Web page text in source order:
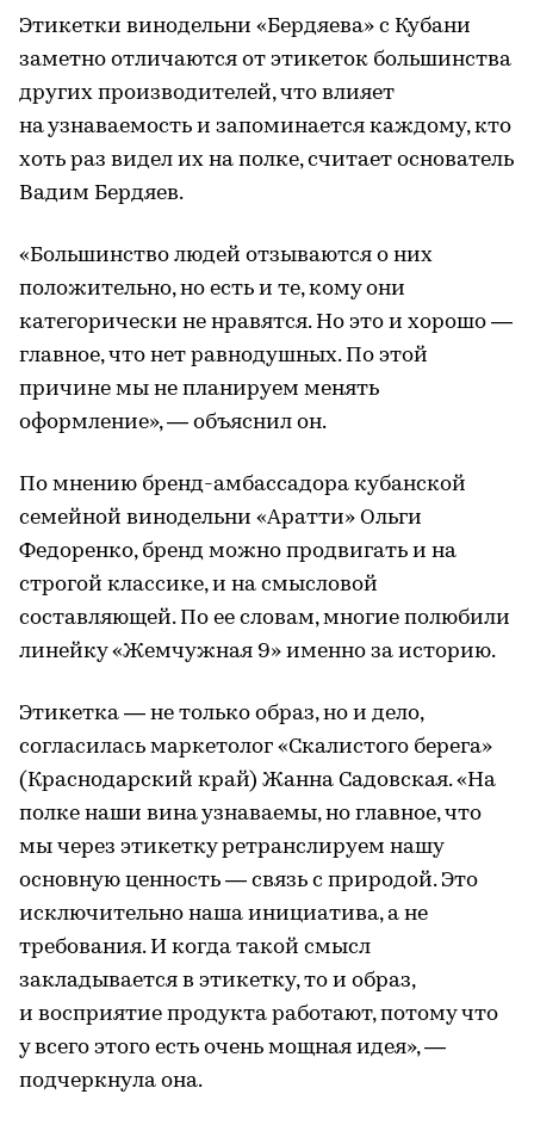
Этикетки винодельни «Бердяева» с Кубани
заметно отличаются от этикеток большинства
других производителей, что влияет
на узнаваемость и запоминается каждому, кто
хоть раз видел их на полке, считает основатель
Вадим Бердяев.
«Большинство людей отзываются о них
положительно, но есть и те, кому они
категорически не нравятся. Но это и хорошо —
главное, что нет равнодушных. По этой
причине мы не планируем менять
оформление», — объяснил он.
По мнению бренд-амбассадора кубанской
семейной винодельни «Аратти» Ольги
Федоренко, бренд можно продвигать и на
строгой классике, и на смысловой
составляющей. По ее словам, многие полюбили
линейку «Жемчужная 9» именно за историю.
Этикетка — не только образ, но и дело,
согласилась маркетолог «Скалистого берега»
(Краснодарский край) Жанна Садовская. «На
полке наши вина узнаваемы, но главное, что
мы через этикетку ретранслируем нашу
основную ценность — связь с природой. Это
исключительно наша инициатива, а не
требования. И когда такой смысл
закладывается в этикетку, то и образ,
и восприятие продукта работают, потому что
у всего этого есть очень мощная идея», —
подчеркнула она.